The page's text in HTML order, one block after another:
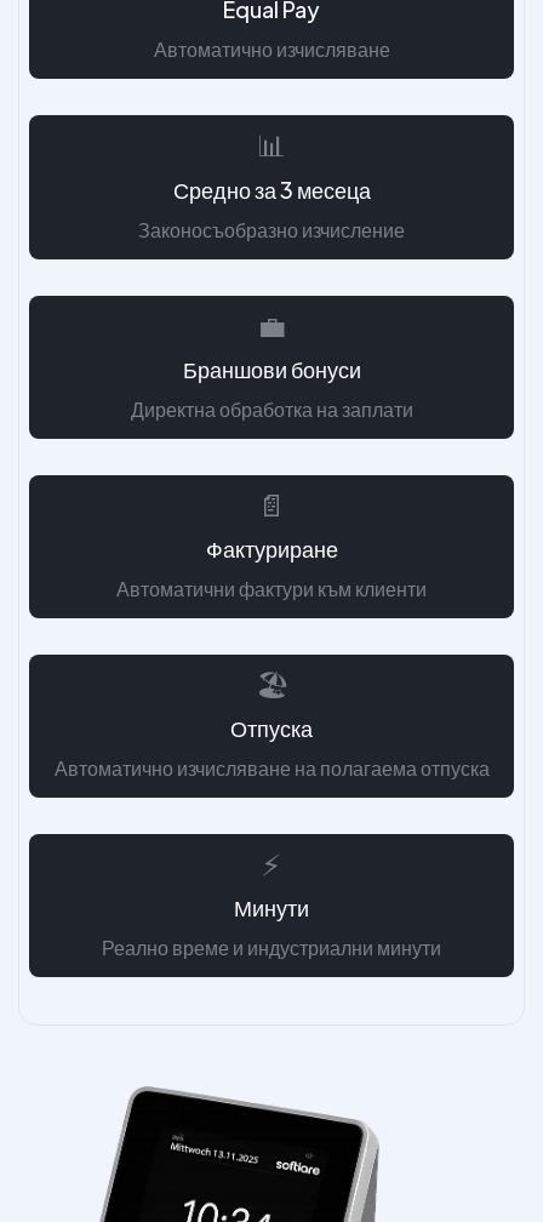
Equal Pay
Автоматично изчисляване
📊
Средно за 3 месеца
Законосъобразно изчисление
💼
Браншови бонуси
Директна обработка на заплати
📄
Фактуриране
Автоматични фактури към клиенти
🏖️
Отпуска
Автоматично изчисляване на полагаема отпуска
⚡
Минути
Реално време и индустриални минути